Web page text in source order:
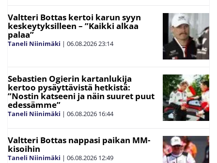
Valtteri Bottas kertoi karun syyn
keskeytyksilleen – ”Kaikki alkaa
palaa”
Taneli Niinimäki | 06.08.202623:14
Sebastien Ogierin kartanlukija
kertoo pysäyttävistä hetkistä:
”Nostin katseeni ja näin suuret puut
edessämme”
Taneli Niinimäki | 06.08.2026 16:44
Valtteri Bottas nappasi paikan MM-
kisoihin
Taneli Niinimäki | 06.08.2026 12:49